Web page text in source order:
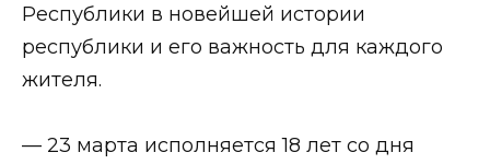
Республики в новейшей истории
республики и его важность для каждого
жителя.
— 23 марта исполняется 18 лет со дня